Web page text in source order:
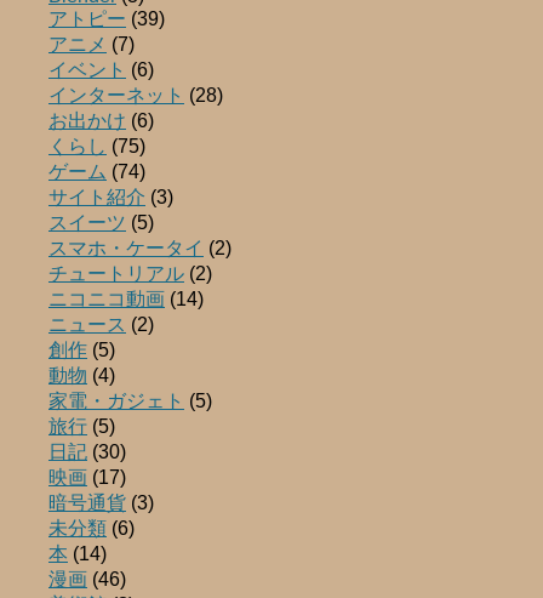
アトピー (39)
アニメ (7)
イベント (6)
インターネット (28)
お出かけ (6)
くらし (75)
ゲーム (74)
サイト紹介 (3)
スイーツ (5)
スマホ・ケータイ (2)
チュートリアル (2)
ニコニコ動画 (14)
ニュース (2)
創作 (5)
動物 (4)
家電・ガジェト (5)
旅行 (5)
日記 (30)
映画 (17)
暗号通貨 (3)
未分類 (6)
本 (14)
漫画 (46)